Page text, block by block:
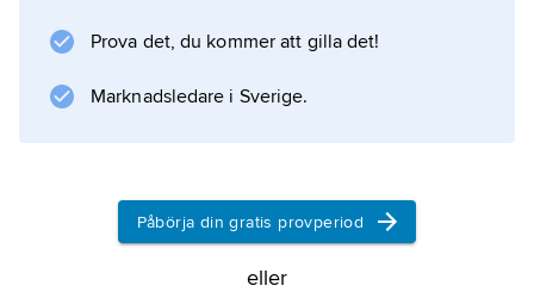
Prova det, du kommer att gilla det!
Marknadsledare i Sverige.
Påbörja din gratis provperiod
eller